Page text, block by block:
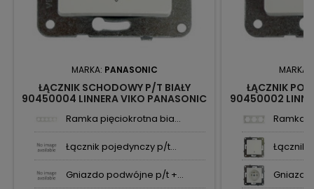
MARKA: PANASONIC
ŁĄCZNIK SCHODOWY P/T BIAŁY
90450004 LINNERA VIKO PANASONIC
Ramka pięciokrotna bia...
Łącznik pojedynczy p/t...
Gniazdo podwójne p/t +...
MARKA:
ŁĄCZNIK
90450002
Ramka
Łącznik